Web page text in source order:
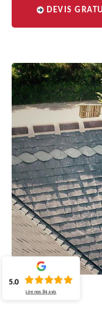
DEVIS
5.0
Lire nos84 avis